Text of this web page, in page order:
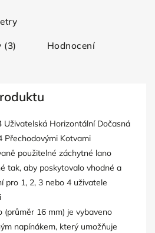
(3) Hodnocení
Uživatelská Horizontální Dočasná
Přechodovými Kotvami
použitelné záchytné lano
tak, aby poskytovalo vhodné a
pro 1, 2, 3 nebo 4 uživatele
(průměr 16 mm) je vybaveno
napínákem, který umožňuje